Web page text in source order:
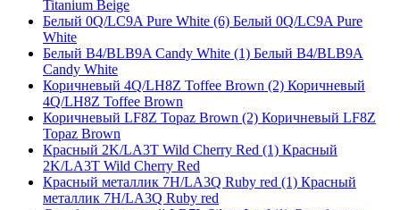
Titanium Beige
Белый 0Q/LC9A Pure White (6) Белый 0Q/LC9A Pure
White
Белый B4/BLB9A Candy White (1) Белый B4/BLB9A
Candy White
Коричневый 4Q/LH8Z Toffee Brown (2) Коричневый
4Q/LH8Z Toffee Brown
Коричневый LF8Z Topaz Brown (2) Коричневый LF8Z
Topaz Brown
Красный 2K/LA3T Wild Cherry Red (1) Красный
2K/LA3T Wild Cherry Red
Красный металлик 7H/LA3Q Ruby red (1) Красный
металлик 7H/LA3Q Ruby red